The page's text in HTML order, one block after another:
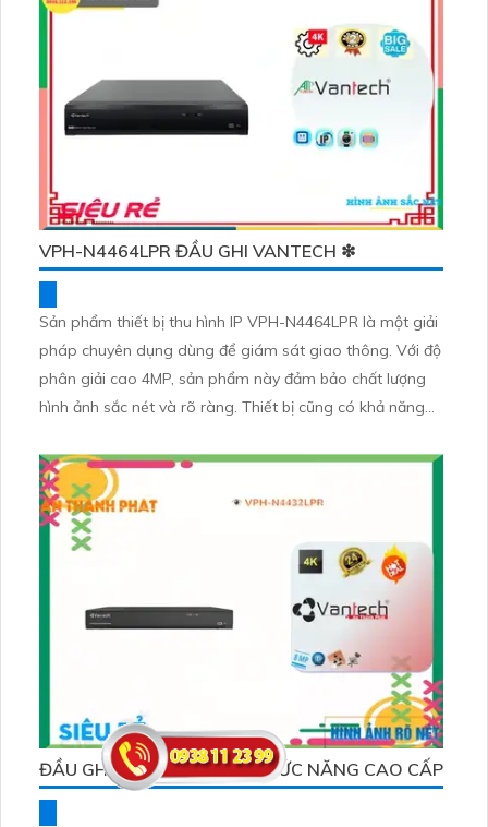
VPH-N4464LPR ĐẦU GHI VANTECH ❇
Sản phẩm thiết bị thu hình IP VPH-N4464LPR là một giải
pháp chuyên dụng dùng để giám sát giao thông. Với độ
phân giải cao 4MP, sản phẩm này đảm bảo chất lượng
hình ảnh sắc nét và rõ ràng. Thiết bị cũng có khả năng
quản lý giao thông hiệu quả
ĐẦU GHI VPH-N4432LPR CHỨC NĂNG CAO CẤP